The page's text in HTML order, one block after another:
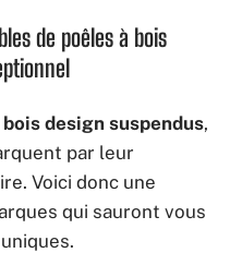
de poêles à bois
design suspendus,
par leur
Voici donc une
qui sauront vous